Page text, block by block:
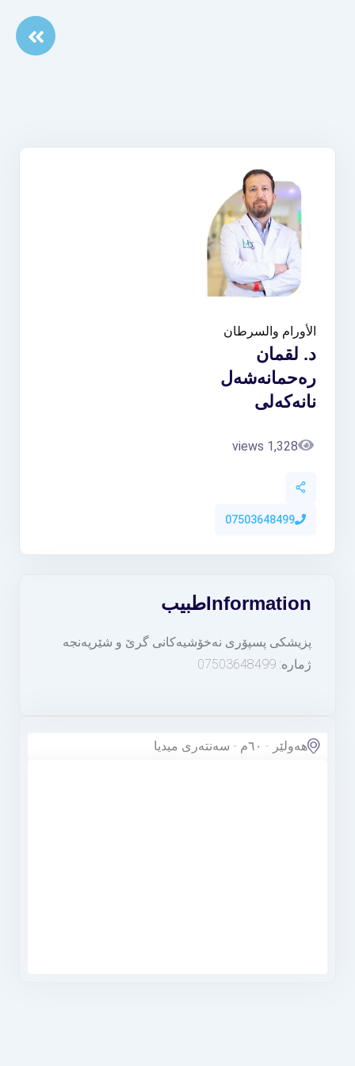
الأورام والسرطان
د. لقمان
رەحمانەشەل
نانەکەلی
1,328 views
07503648499
طبيبInformation
پزیشکی پسپۆری نەخۆشیەکانی گرێ و شێرپەنجە
ژمارە: 07503648499
هەولێر - ٦٠م - سەنتەری میدیا